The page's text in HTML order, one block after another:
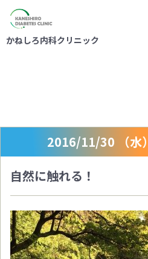
かねしろ内科クリニック
2016/11/30 （水）
自然に触れる！